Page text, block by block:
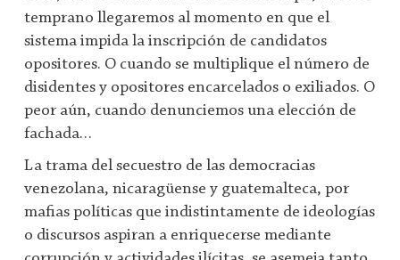
temprano llegaremos al momento en que el
sistema impida la inscripción de candidatos
opositores. O cuando se multiplique el número de
disidentes y opositores encarcelados o exiliados. O
peor aún, cuando denunciemos una elección de
fachada…
La trama del secuestro de las democracias
venezolana, nicaragüense y guatemalteca, por
mafias políticas que indistintamente de ideologías
o discursos aspiran a enriquecerse mediante